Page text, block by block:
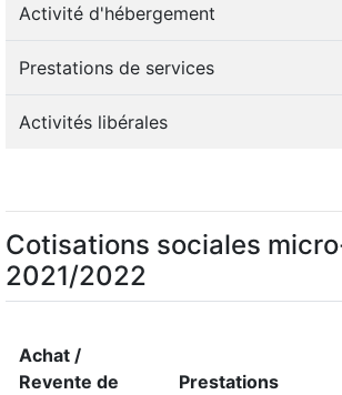
Activité d'hébergement
Prestations de services
Activités libérales
Cotisations sociales
2021/2022
Achat /
Revente de
Prestations